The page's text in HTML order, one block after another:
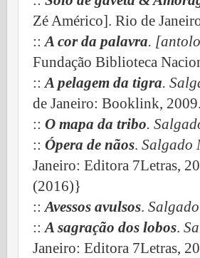
Zé Américo]. Rio de
::A cor da palavra.
Fundação Biblioteca
:: A pelagem da tigra.
de Janeiro: Booklink, 2009.
:: O mapa da tribo.
:: Ópera de nãos. Salgado
Janeiro: Editora 7Letras,
(2016)}
::Avessos avulsos.
::A sagração dos lobos.
Janeiro: Editora 7Letras,